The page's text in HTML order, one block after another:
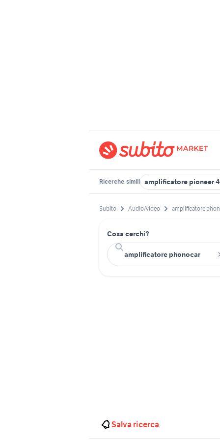
Ricerche simili amplificatore pioneer
Subito Audio/video amplificatore
Cosa cerchi?
Salva ricerca